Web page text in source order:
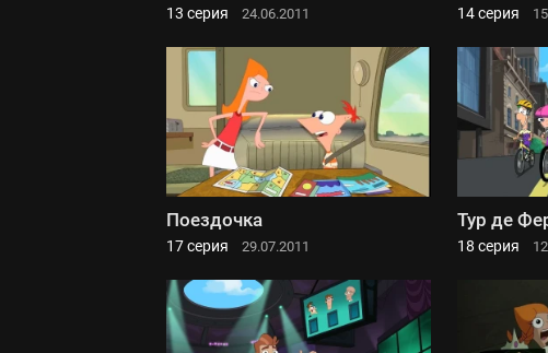
13 серия 24.06.2011 14 серия
Поездочка
17 серия 29.07.2011
Тур де
18 серия